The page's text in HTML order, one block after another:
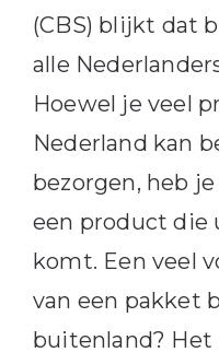
(CBS) blijkt dat
alle
Hoewel je veel
Nederland kan
bezorgen, heb
een product
komt. Een veel
van een pakket
buitenland?